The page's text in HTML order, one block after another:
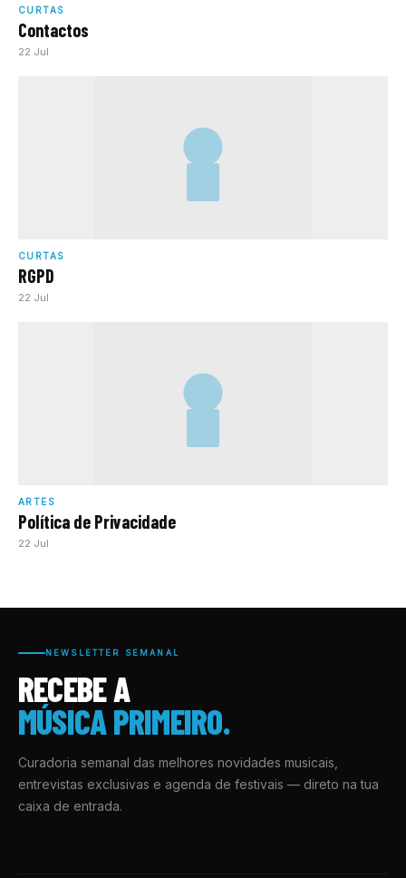
CURTAS
Contactos
22 Jul
CURTAS
RGPD
22 Jul
ARTES
Política de Privacidade
22 Jul
NEWSLETTER SEMANAL
RECEBE A
MÚSICA PRIMEIRO.
Curadoria semanal das melhores novidades musicais,
entrevistas exclusivas e agenda de festivais — direto na tua
caixa de entrada.